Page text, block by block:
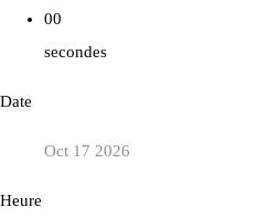
00
secondes
Date
Oct 17 2026
Heure